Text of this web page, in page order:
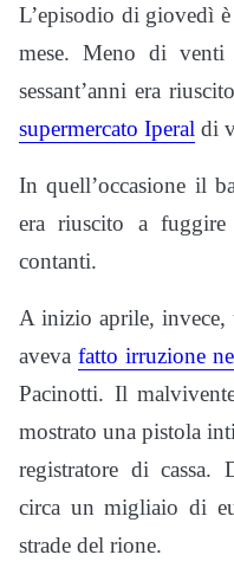
L’episodio di giovedì
mese. Meno di
sessant’anni era
supermercato Iperal di
In quell’occasione il
era riuscito a
contanti.
A inizio aprile, invece,
aveva fatto irruzione
Pacinotti. Il
mostrato una pistola
registratore di cassa.
circa un migliaio di
strade del rione.